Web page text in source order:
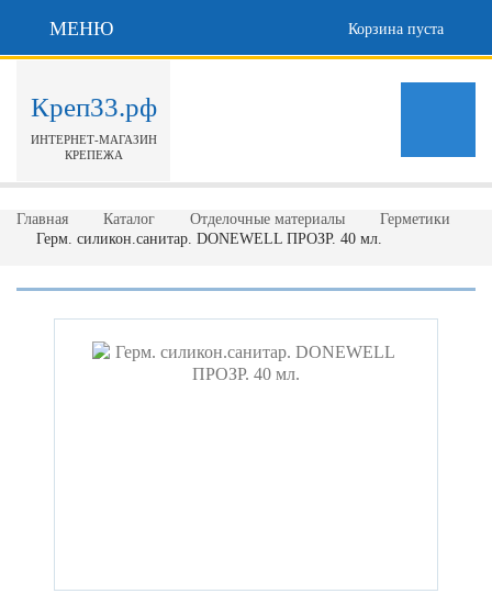
МЕНЮ Корзина пуста
Креп33.рф
ИНТЕРНЕТ-МАГАЗИН
КРЕПЕЖА
Главная Каталог Отделочные материалы
Герметики
Герм. силикон.санитар. DONEWELL ПРОЗР. 40 мл.